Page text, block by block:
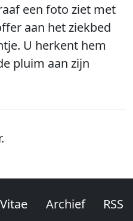
een foto ziet met
aan het ziekbed
U herkent hem
pluim aan zijn
Archief RSS